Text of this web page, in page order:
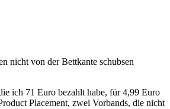
nicht von der Bettkante schubsen
ich 71 Euro bezahlt habe, für 4,99 Euro
Placement, zwei Vorbands, die nicht